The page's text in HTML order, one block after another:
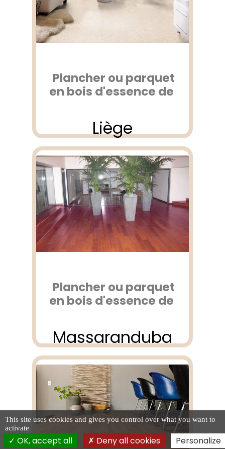
Plancher ou parquet
en bois d'essence de
Liège
Plancher ou parquet
en bois d'essence de
Massaranduba
This site uses cookies and gives you control over what you want to
activate
OK, accept all Deny all cookies Personalize